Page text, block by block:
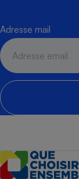
Adresse mail